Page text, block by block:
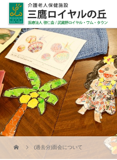
(過去分)面会について